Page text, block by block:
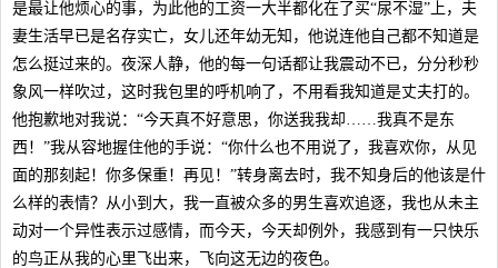
是最让他烦心的事，为此他的工资一大半都化在了买“尿不湿”上，夫
妻生活早已是名存实亡，女儿还年幼无知，他说连他自己都不知道是
怎么挺过来的。夜深人静，他的每一句话都让我震动不已，分分秒秒
象风一样吹过，这时我包里的呼机响了，不用看我知道是丈夫打的。
他抱歉地对我说：“今天真不好意思，你送我我却……我真不是东
西！”我从容地握住他的手说：“你什么也不用说了，我喜欢你，从见
面的那刻起！你多保重！再见！”转身离去时，我不知身后的他该是什
么样的表情？从小到大，我一直被众多的男生喜欢追逐，我也从未主
动对一个异性表示过感情，而今天，今天却例外，我感到有一只快乐
的鸟正从我的心里飞出来，飞向这无边的夜色。